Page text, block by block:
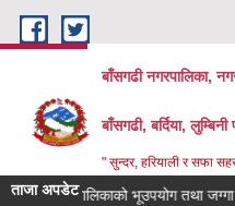
Skip to main content
बाँसगढी नगरपालिका,
बाँसगढी, बर्दिया,
" सुन्दर, हरियाली र सफा
ताजा अपडेट
नगरपालिकाको भूउपयोग तथा जग्गा